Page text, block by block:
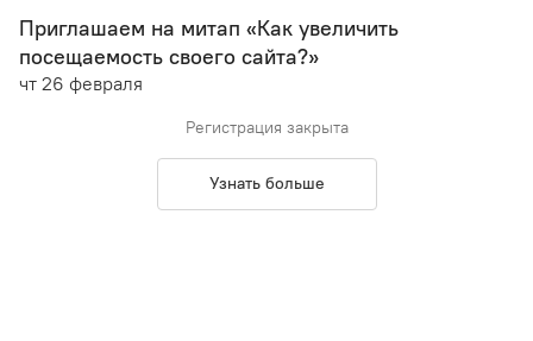
Приглашаем на митап «Как увеличить
посещаемость своего сайта?»
чт 26 февраля
Регистрация закрыта
Узнать больше